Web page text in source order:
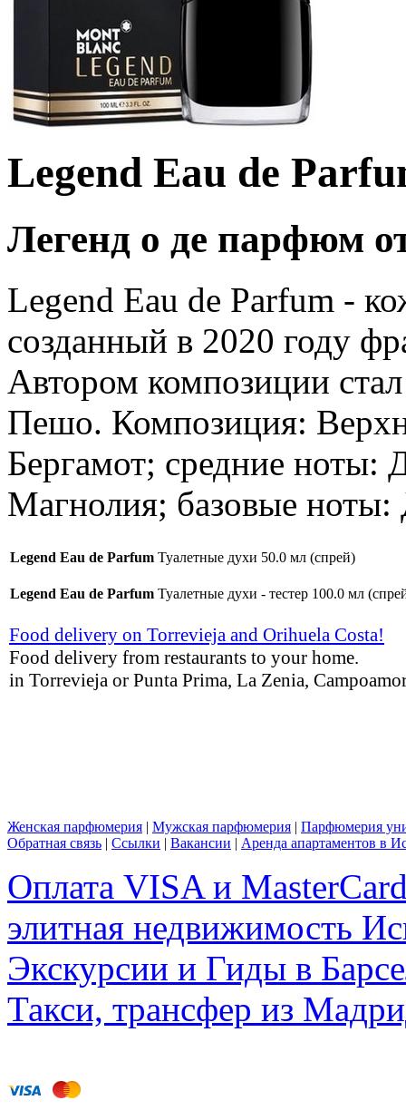
Legend Eau de
Легенд о де парфюм
Legend Eau de Parfum -
созданный в 2020 году
Автором композиции
Пешо. Композиция:
Бергамот; средние
Магнолия; базовые
Legend Eau de Parfum Туалетные духи 50.0 мл (спрей)
Legend Eau de Parfum Туалетные духи - тестер 100.0 мл
Food delivery on Torrevieja and Orihuela Costa!
Food delivery from restaurants to your home.
in Torrevieja or Punta Prima, La Zenia,
Женская парфюмерия | Мужская парфюмерия | Парфюмерия
Обратная связь | Ссылки | Вакансии | Аренда апартаментов в
Оплата VISA и
элитная недвижимость
Экскурсии и Гиды в
Такси, трансфер из